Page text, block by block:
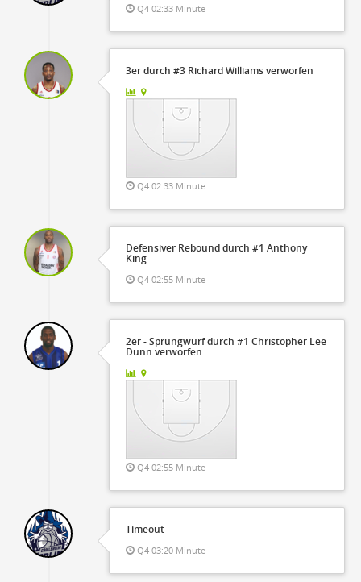
Q4 02:33 Minute
3er durch #3 Richard Williams verworfen
Q4 02:33 Minute
Defensiver Rebound durch #1 Anthony
King
Q4 02:55 Minute
2er - Sprungwurf durch #1 Christopher Lee
Dunn verworfen
Q4 02:55 Minute
Timeout
Q4 03:20 Minute